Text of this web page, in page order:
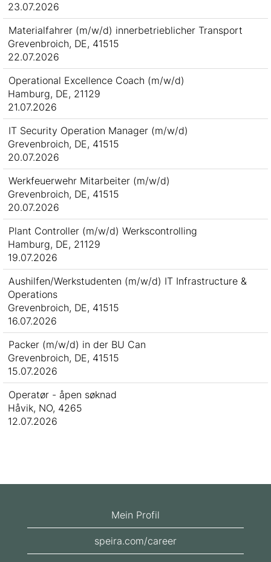
23.07.2026
Materialfahrer (m/w/d) innerbetrieblicher Transport
Grevenbroich, DE, 41515
22.07.2026
Operational Excellence Coach (m/w/d)
Hamburg, DE, 21129
21.07.2026
IT Security Operation Manager (m/w/d)
Grevenbroich, DE, 41515
20.07.2026
Werkfeuerwehr Mitarbeiter (m/w/d)
Grevenbroich, DE, 41515
20.07.2026
Plant Controller (m/w/d) Werkscontrolling
Hamburg, DE, 21129
19.07.2026
Aushilfen/Werkstudenten (m/w/d) IT Infrastructure &
Operations
Grevenbroich, DE, 41515
16.07.2026
Packer (m/w/d) in der BU Can
Grevenbroich, DE, 41515
15.07.2026
Operatør - åpen søknad
Håvik, NO, 4265
12.07.2026
Mein Profil
speira.com/career